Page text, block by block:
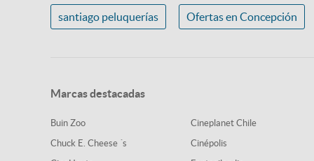
santiago peluquerías Ofertas en Concepción
Marcas destacadas
Buin Zoo
Chuck E. Cheese ´s
Cineplanet Chile
Cinépolis